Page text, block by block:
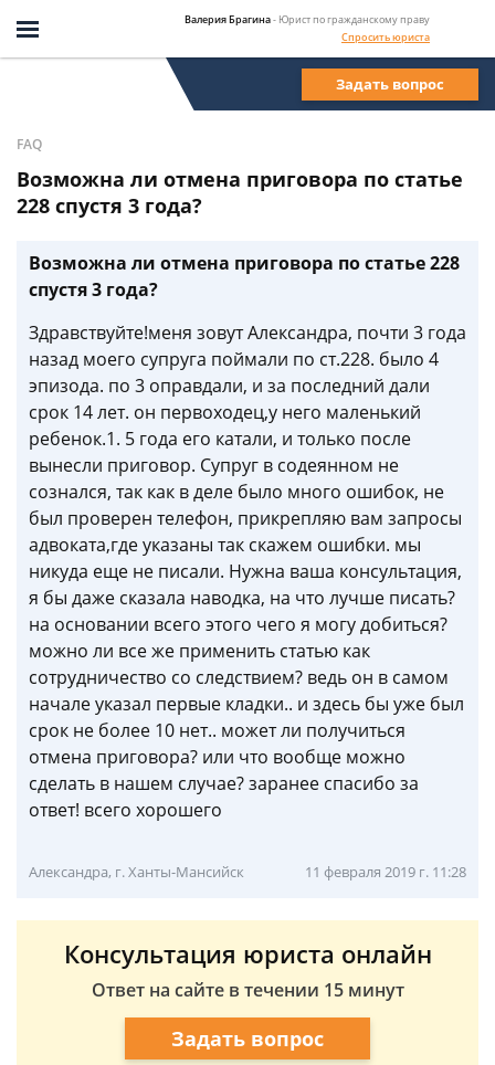
Валерия Брагина- Юрист по гражданскому праву
Спросить юриста
Задать вопрос
FAQ
Возможна ли отмена приговора по статье
228 спустя 3 года?
Возможна ли отмена приговора по статье 228
спустя 3 года?
Здравствуйте!меня зовут Александра, почти 3 года
назад моего супруга поймали по ст.228. было 4
эпизода. по 3 оправдали, и за последний дали
срок 14 лет. он первоходец,у него маленький
ребенок.1. 5 года его катали, и только после
вынесли приговор. Супруг в содеянном не
сознался, так как в деле было много ошибок, не
был проверен телефон, прикрепляю вам запросы
адвоката,где указаны так скажем ошибки. мы
никуда еще не писали. Нужна ваша консультация,
я бы даже сказала наводка, на что лучше писать?
на основании всего этого чего я могу добиться?
можно ли все же применить статью как
сотрудничество со следствием? ведь он в самом
начале указал первые кладки.. и здесь бы уже был
срок не более 10 нет.. может ли получиться
отмена приговора? или что вообще можно
сделать в нашем случае? заранее спасибо за
ответ! всего хорошего
Александра, г. Ханты-Мансийск 11 февраля 2019 г. 11:28
Консультация юриста онлайн
Ответ на сайте в течении 15 минут
Задать вопрос